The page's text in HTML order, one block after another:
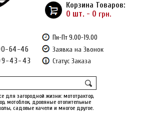
64-46
43-43
Пн-Пт 9.00-19.00
Заявка на Звонок
Статус Заказа
для загородной жизни: мототрактор,
мотоблок, дровяные отопительные
садовые качели и многое другое.
Корзина Товаров:
0 шт. - 0 грн.